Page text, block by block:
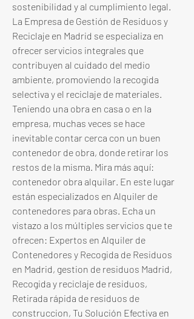
sostenibilidad y al cumplimiento legal.
La Empresa de Gestión de Residuos y
Reciclaje en Madrid se especializa en
ofrecer servicios integrales que
contribuyen al cuidado del medio
ambiente, promoviendo la recogida
selectiva y el reciclaje de materiales.
Teniendo una obra en casa o en la
empresa, muchas veces se hace
inevitable contar cerca con un buen
contenedor de obra, donde retirar los
restos de la misma. Mira más aquí:
contenedor obra alquilar. En este lugar
están especializados en Alquiler de
contenedores para obras. Echa un
vistazo a los múltiples servicios que te
ofrecen: Expertos en Alquiler de
Contenedores y Recogida de Residuos
en Madrid, gestion de residuos Madrid,
Recogida y reciclaje de residuos,
Retirada rápida de residuos de
construccion, Tu Solución Efectiva en